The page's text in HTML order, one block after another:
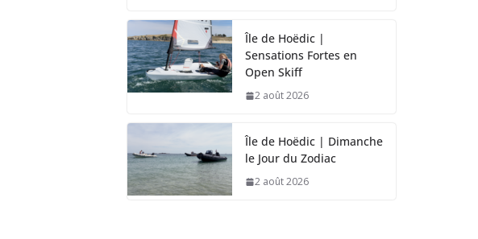
Île de Hoëdic |
Sensations Fortes en
Open Skiff
2 août 2026
Île de Hoëdic | Dimanche
le Jour du Zodiac
2 août 2026